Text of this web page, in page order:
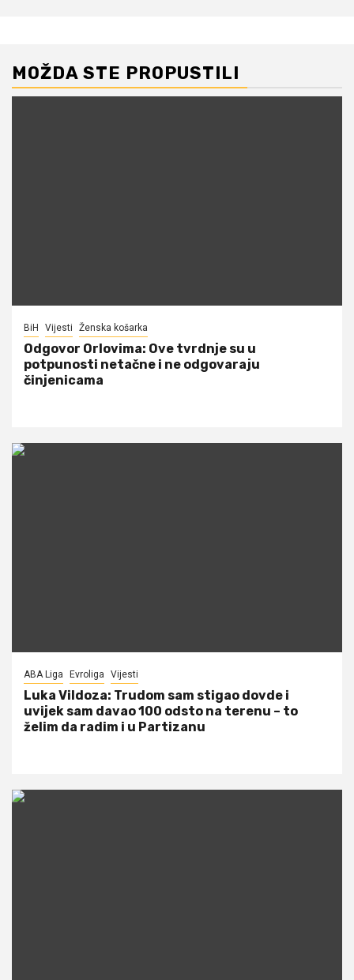
MOŽDA STE PROPUSTILI
BiH Vijesti Ženska košarka
Odgovor Orlovima: ​Ove tvrdnje su u
potpunosti netačne i ne odgovaraju
činjenicama
ABA Liga Evroliga Vijesti
Luka Vildoza: Trudom sam stigao dovde i
uvijek sam davao 100 odsto na terenu – to
želim da radim i u Partizanu